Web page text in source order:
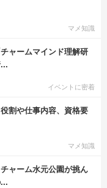
マメ知識
ャームマインド理解研
イベントに密着
割や仕事内容、資格要
マメ知識
ャーム水元公園が挑ん